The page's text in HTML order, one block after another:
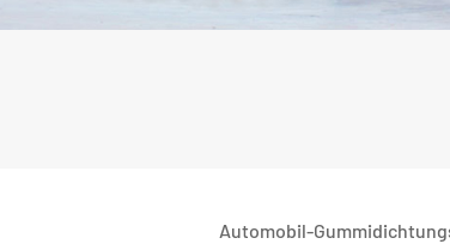
Automobil-